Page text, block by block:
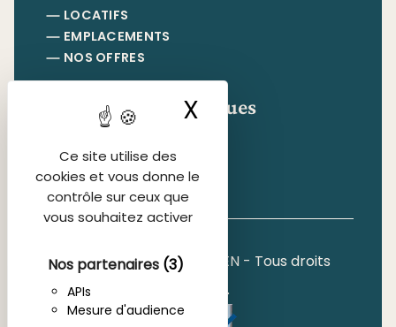
Ce site utilise des
cookies et vous donne le
contrôle sur ceux que
vous souhaitez activer
Nos partenaires (3)
APIs
Mesure d'audience
X Masquer le
LOCATIFS
EMPLACEMENTS
NOS OFFRES
Informations pratiques
FAQ
Copyright 2026, INFOLIEN - Tous droits
réservés.